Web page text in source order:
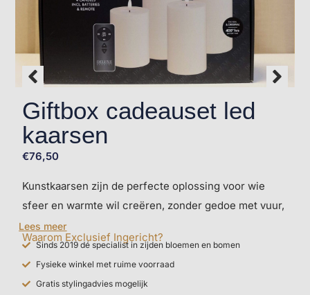
Giftbox cadeauset led
kaarsen
€76,50
Kunstkaarsen zijn de perfecte oplossing voor wie
sfeer en warmte wil creëren, zonder gedoe met vuur,
rook of smeltend kaarsvet. Bij Exclusief Ingericht
bieden we een hoogwaardige collectie kunstkaarsen
aan die nauwelijks van echte te onderscheiden zijn.
Ze zijn gemaakt van echte was, hebben een
Lees meer
Waarom Exclusief Ingericht?
Sinds 2019 dé specialist in zijden bloemen en bomen
Fysieke winkel met ruime voorraad
Gratis stylingadvies mogelijk